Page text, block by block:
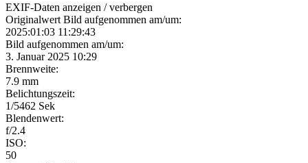
EXIF-Daten anzeigen / verbergen
Originalwert Bild aufgenommen am/um:
2025:01:03 11:29:43
Bild aufgenommen am/um:
3. Januar 2025 10:29
Brennweite:
7.9 mm
Belichtungszeit:
1/5462 Sek
Blendenwert:
f/2.4
ISO:
50